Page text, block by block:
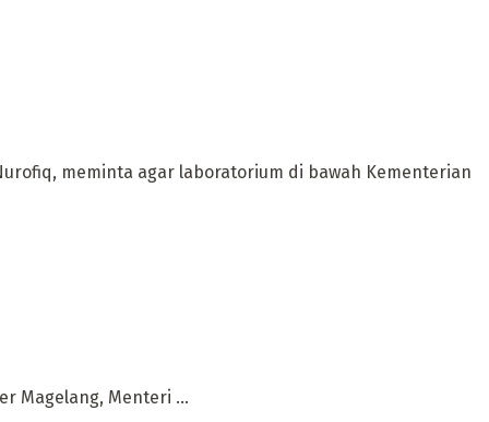
meminta agar laboratorium di bawah Kementerian
Magelang, Menteri ...